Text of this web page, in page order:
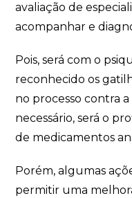
avaliação de
acompanhar e
Pois, será com o
reconhecido os
no processo contra a
necessário, será o
de medicamentos
Porém, algumas
permitir uma